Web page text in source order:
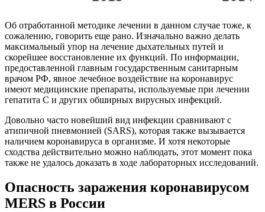
Об отработанной методике лечении в данном случае тоже, к
сожалению, говорить еще рано. Изначально важно делать
максимальный упор на лечение дыхательных путей и
скорейшее восстановление их функций. По информации,
предоставленной главным государственным санитарным
врачом РФ, явное лечебное воздействие на коронавирус
имеют медицинские препараты, используемые при лечении
гепатита С и других обширных вирусных инфекций.
Довольно часто новейший вид инфекции сравнивают с
атипичной пневмонией (SARS), которая также вызывается
наличием коронавируса в организме. И хотя некоторые
сходства действительно можно наблюдать, этот момент пока
также не удалось доказать в ходе лабораторных исследований.
Опасность заражения коронавирусом
MERS в России